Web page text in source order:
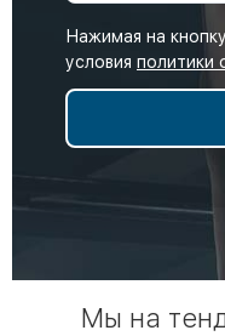
Нажимая на
условия политики
Мы на